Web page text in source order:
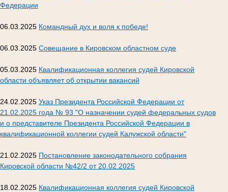
Федерации
06.03.2025 Командный дух и воля к победе!
06.03.2025 Совещание в Кировском областном суде
05.03.2025 Квалификационная коллегия судей Кировской
области объявляет об открытии вакансий
24.02.2025 Указ Президента Российской Федерации от
21.02.2025 года № 93 "О назначении судей федеральных судов
и о представителе Президента Российской Федерации в
квалификационной коллегии судей Калужской области"
21.02.2025 Постановление законодательного собрания
Кировской области №42/2 от 20.02.2025
18.02.2025 Квалификационная коллегия судей Кировской